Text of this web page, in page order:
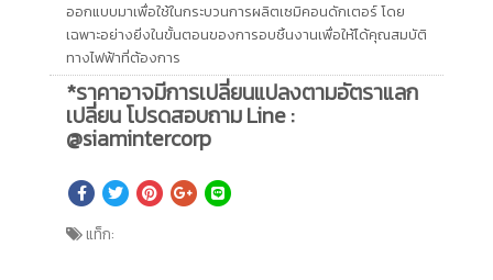
ออกแบบมาเพื่อใช้ในกระบวนการผลิตเซมิคอนดักเตอร์ โดย
เฉพาะอย่างยิ่งในขั้นตอนของการอบชิ้นงานเพื่อให้ได้คุณสมบัติ
ทางไฟฟ้าที่ต้องการ
*ราคาอาจมีการเปลี่ยนแปลงตามอัตราแลก
เปลี่ยน โปรดสอบถาม Line :
@siamintercorp
แท็ก: